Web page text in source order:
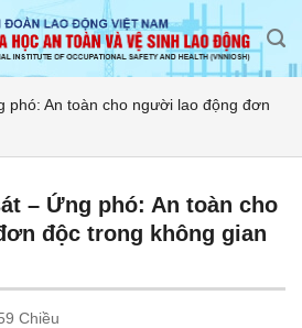
phó: An toàn cho người lao động đơn
– Ứng phó: An toàn cho
độc trong không gian
Chiều